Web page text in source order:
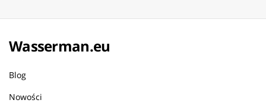
Wasserman.eu
Blog
Nowości